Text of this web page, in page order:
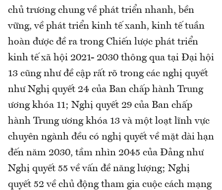
chủ trương chung về phát triển nhanh, bền
vững, về phát triển kinh tế xanh, kinh tế tuần
hoàn được đề ra trong Chiến lược phát triển
kinh tế xã hội 2021- 2030 thông qua tại Đại hội
13 cũng như đề cập rất rõ trong các nghị quyết
như Nghị quyết 24 của Ban chấp hành Trung
ương khóa 11; Nghị quyết 29 của Ban chấp
hành Trung ương khóa 13 và một loạt lĩnh vực
chuyên ngành đều có nghị quyết về mặt dài hạn
đến năm 2030, tầm nhìn 2045 của Đảng như
Nghị quyết 55 về vấn đề năng lượng; Nghị
quyết 52 về chủ động tham gia cuộc cách mạng